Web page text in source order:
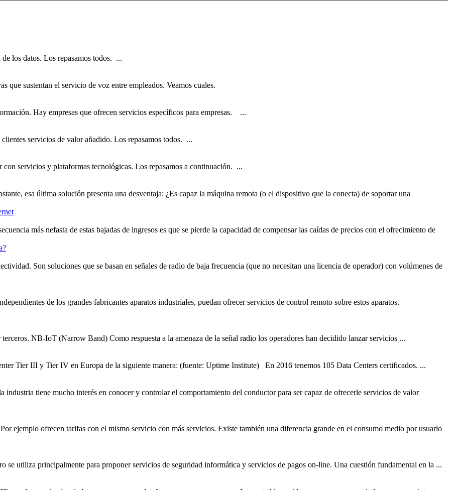
de los datos. Los repasamos todos. ...
que sustentan el servicio de voz entre empleados. Veamos cuales.
Hay empresas que ofrecen servicios específicos para empresas. ...
servicios de valor añadido. Los repasamos todos. ...
con servicios y plataformas tecnológicas. Los repasamos a continuación. ...
esa última solución presenta una desventaja: ¿Es capaz la máquina remota (o el dispositivo que la conecta) de soportar una
más nefasta de estas bajadas de ingresos es que se pierde la capacidad de compensar las caídas de precios con el ofrecimiento de
Son soluciones que se basan en señales de radio de baja frecuencia (que no necesitan una licencia de operador) con volúmenes de
de los grandes fabricantes aparatos industriales, puedan ofrecerservicios de control remoto sobre estos aparatos.
NB-IoT (Narrow Band) Como respuesta a la amenaza de la señal radio los operadores han decidido lanzarservicios ...
Tier III y Tier IV en Europa de la siguiente manera: (fuente: Uptime Institute) En 2016 tenemos 105 Data Centers certificados. ...
tiene mucho interés en conocer y controlar el comportamiento del conductor para ser capaz de ofrecerle servicios de valor
ejemplo ofrecen tarifas con el mismo servicio con más servicios. Existe también una diferencia grande en el consumo medio por usuario
se utiliza principalmente para proponerservicios de seguridad informática y servicios de pagos on-line. Una cuestión fundamental en la ...